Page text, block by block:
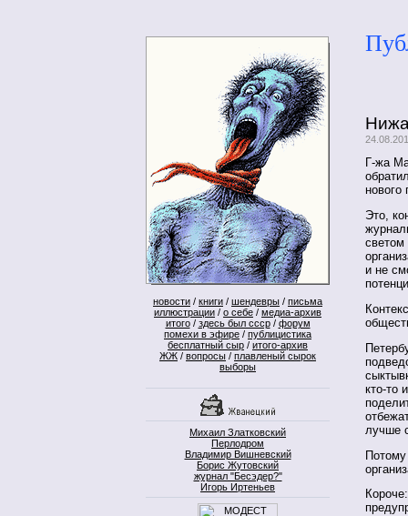
новости / книги / шендевры / письма
иллюстрации / о себе / медиа-архив
итого/ здесь был ссср/ форум
помехи в эфире / публицистика
бесплатный сыр / итого-архив
ЖЖ / вопросы / плавленый сырок
выборы
Михаил Златковский
Перлодром
Владимир Вишневский
Борис Жутовский
журнал "Бесэдер?"
Игорь Иртеньев
Г-жа
нового
Это,
светом
и не
кто-то
лучше
Потому